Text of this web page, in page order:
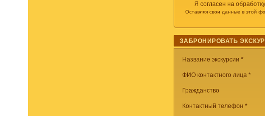
Я согласен на
Оставляя свои данные в этой
ЗАБРОНИРОВАТЬ
Название экскурсии *
ФИО контактного лица *
Гражданство
Контактный телефон *